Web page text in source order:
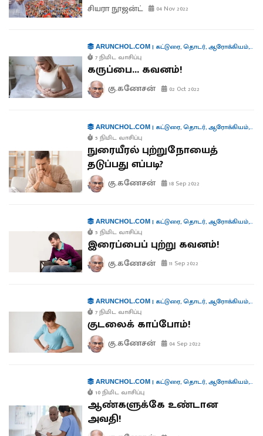
சியரா நூஜன்ட் 04 Nov 2022
ARUNCHOL.COM| கட்டுரை,தொடர்,ஆரோக்கியம்,
7 நிமிட வாசிப்பு
கருப்பை... கவனம்!
கு.கணேசன் 02 Oct 2022
ARUNCHOL.COM| கட்டுரை,தொடர்,ஆரோக்கியம்,
5 நிமிட வாசிப்பு
நுரையீரல் புற்றுநோயைத்
தடுப்பது எப்படி?
கு.கணேசன் 18 Sep 2022
ARUNCHOL.COM| கட்டுரை,தொடர்,ஆரோக்கியம்,
5 நிமிட வாசிப்பு
இரைப்பைப் புற்று கவனம்!
கு.கணேசன் 11 Sep 2022
ARUNCHOL.COM| கட்டுரை,தொடர்,ஆரோக்கியம்,
7 நிமிட வாசிப்பு
குடலைக் காப்போம்!
கு.கணேசன் 04 Sep 2022
ARUNCHOL.COM| கட்டுரை,தொடர்,ஆரோக்கியம்,
10 நிமிட வாசிப்பு
ஆண்களுக்கே உண்டான
அவதி!